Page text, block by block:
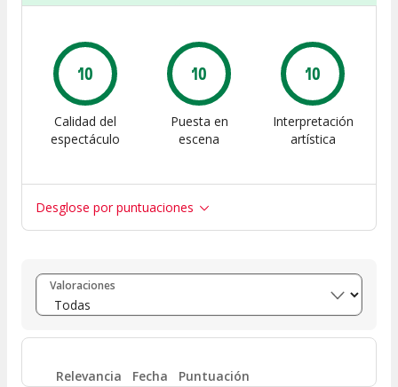
10
Calidad del
espectáculo
10
Puesta en
escena
10
Interpretación
artística
Desglose por puntuaciones
Entre 8 y 10 (1)
Entre 6 y 8 (0)
Entre 4 y 6 0
Valoraciones
Relevancia Fecha Puntuación